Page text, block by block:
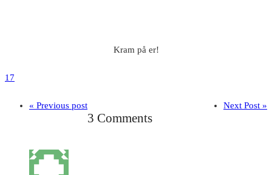
Kram på er!
17
« Previous post Next Post »
3 Comments